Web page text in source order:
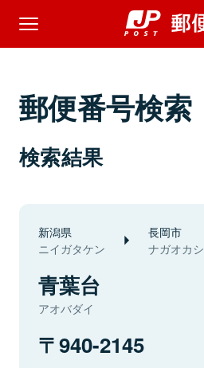
郵便番号検索
検索結果
新潟県
ニイガタケン
長岡市
ナガオカシ
青葉台
アオバダイ
940-2145